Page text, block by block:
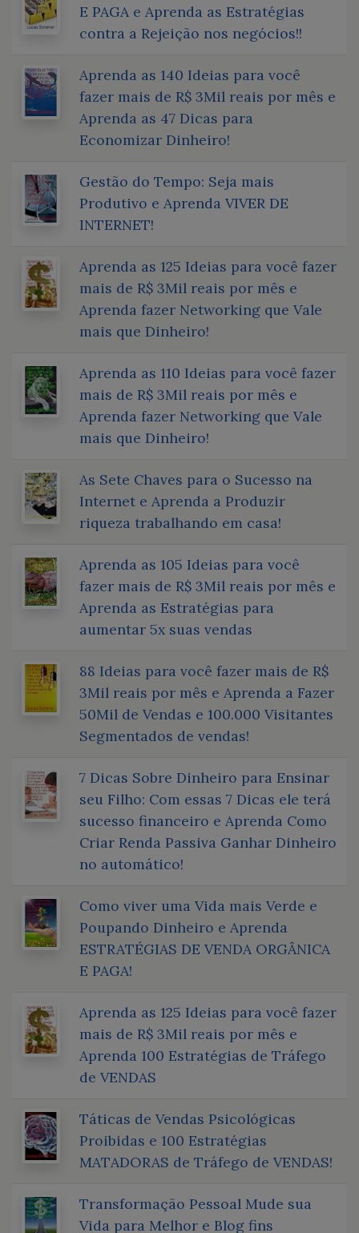
E PAGA e Aprenda as Estratégias
contra a Rejeição nos negócios!!
Aprenda as 140 Ideias para você
fazer mais de R$ 3Mil reais por mês e
Aprenda as 47 Dicas para
Economizar Dinheiro!
Gestão do Tempo: Seja mais
Produtivo e Aprenda VIVER DE
INTERNET!
Aprenda as 125 Ideias para você fazer
mais de R$ 3Mil reais por mês e
Aprenda fazer Networking que Vale
mais que Dinheiro!
Aprenda as 110 Ideias para você fazer
mais de R$ 3Mil reais por mês e
Aprenda fazer Networking que Vale
mais que Dinheiro!
As Sete Chaves para o Sucesso na
Internet e Aprenda a Produzir
riqueza trabalhando em casa!
Aprenda as 105 Ideias para você
fazer mais de R$ 3Mil reais por mês e
Aprenda as Estratégias para
aumentar 5x suas vendas
88 Ideias para você fazer mais de R$
3Mil reais por mês e Aprenda a Fazer
50Mil de Vendas e 100.000 Visitantes
Segmentados de vendas!
7 Dicas Sobre Dinheiro para Ensinar
seu Filho: Com essas 7 Dicas ele terá
sucesso financeiro e Aprenda Como
Criar Renda Passiva Ganhar Dinheiro
no automático!
Como viver uma Vida mais Verde e
Poupando Dinheiro e Aprenda
ESTRATÉGIAS DE VENDA ORGÂNICA
E PAGA!
Aprenda as 125 Ideias para você fazer
mais de R$ 3Mil reais por mês e
Aprenda 100 Estratégias de Tráfego
de VENDAS
Táticas de Vendas Psicológicas
Proibidas e 100 Estratégias
MATADORAS de Tráfego de VENDAS!
Transformação Pessoal Mude sua
Vida para Melhor e Blog fins